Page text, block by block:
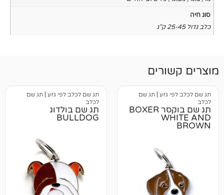
|תג שם
תג שם בוקסר BOXER
תג שם לכלב לפי גזע |תג שם
תג שם בולדוג